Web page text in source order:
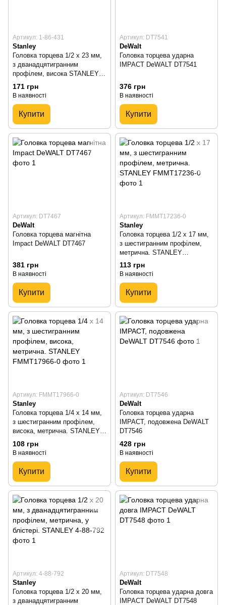
Артикул: 1-86-431
Stanley
Головка торцева 1/2 х 23 мм,
з дванадцятигранним
профілем, висока STANLEY 1-
86-431
171 грн
В наявності
Купити
Артикул: DT7541
DeWalt
Головка торцева ударна
IMPACT DeWALT DT7541
376 грн
В наявності
Купити
Артикул: DT7467
DeWalt
Головка торцева магнітна
Impact DeWALT DT7467
381 грн
В наявності
Купити
Артикул: FMMT17236-0
Stanley
Головка торцева 1/2 х 17 мм,
з шестигранним профілем,
метрична. STANLEY
FMMT17236-0
113 грн
В наявності
Купити
Артикул: FMMT17966-0
Stanley
Головка торцева 1/4 х 14 мм,
з шестигранним профілем,
висока, метрична. STANLEY
FMMT17966-0
108 грн
В наявності
Купити
Артикул: DT7546
DeWalt
Головка торцева ударна
IMPACT, подовжена DeWALT
DT7546
428 грн
В наявності
Купити
Артикул: 4-88-792
Stanley
Головка торцева 1/2 х 20 мм,
з дванадцятигранним
Артикул: DT7548
DeWalt
Головка торцева ударна довга
IMPACT DeWALT DT7548